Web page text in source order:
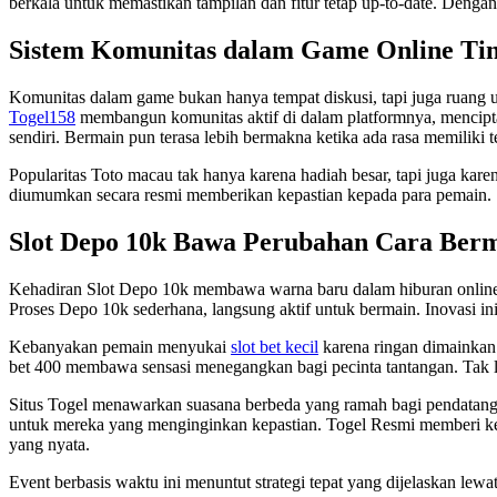
Sistem Komunitas dalam Game Online
Komunitas dalam game bukan hanya tempat diskusi, tapi juga
Togel158 membangun komunitas aktif di dalam platformnya,
sendiri. Bermain pun terasa lebih bermakna ketika ada rasa memiliki
Popularitas Toto macau tak hanya karena hadiah besar, tapi juga
diumumkan secara resmi memberikan kepastian kepada para
Slot Depo 10k Bawa Perubahan Cara
Kehadiran Slot Depo 10k membawa warna baru dalam hiburan
Proses Depo 10k sederhana, langsung aktif untuk bermain. Inovasi
Kebanyakan pemain menyukai slot bet kecil karena ringan
bet 400 membawa sensasi menegangkan bagi pecinta tantangan.
Situs Togel menawarkan suasana berbeda yang ramah bagi
untuk mereka yang menginginkan kepastian. Togel Resmi memberi
yang nyata.
Event berbasis waktu ini menuntut strategi tepat yang dijelaskan